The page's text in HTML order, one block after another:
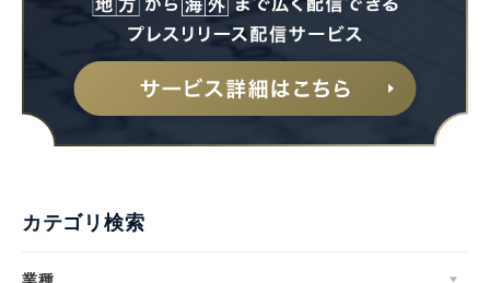
カテゴリ検索